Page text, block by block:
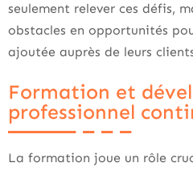
seulement relever ces défis,
obstacles en opportunités
ajoutée auprès de leurs
Formation et
professionnel
La formation joue un rôle